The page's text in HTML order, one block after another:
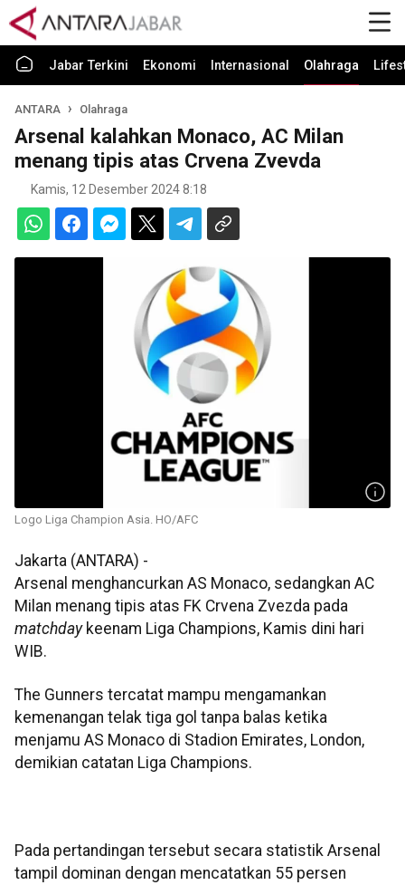
Jabar Terkini Ekonomi Internasional Olahraga
ANTARA Olahraga
Arsenal kalahkan Monaco, AC Milan
menang tipis atas Crvena Zvevda
Kamis, 12 Desember 2024 8:18
Logo Liga Champion Asia. HO/AFC
Jakarta (ANTARA) -
Arsenal menghancurkan AS Monaco, sedangkan AC
Milan menang tipis atas FK Crvena Zvezda pada
matchdaykeenam Liga Champions, Kamis dini hari
WIB.
The Gunners tercatat mampu mengamankan
kemenangan telak tiga gol tanpa balas ketika
menjamu AS Monaco di Stadion Emirates, London,
demikian catatan Liga Champions.
Pada pertandingan tersebut secara statistik Arsenal
tampil dominan dengan mencatatkan 55 persen